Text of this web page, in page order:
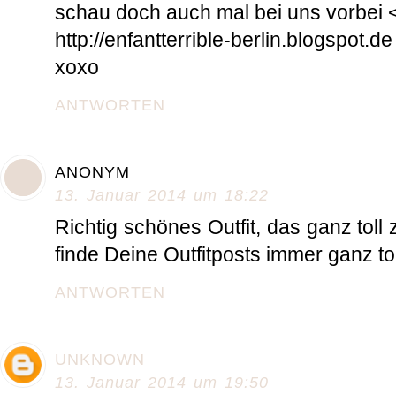
schau doch auch mal bei uns vorbei
http://enfantterrible-berlin.blogspot.de
xoxo
ANTWORTEN
ANONYM
13. Januar 2014 um 18:22
Richtig schönes Outfit, das ganz toll
finde Deine Outfitposts immer ganz
ANTWORTEN
UNKNOWN
13. Januar 2014 um 19:50